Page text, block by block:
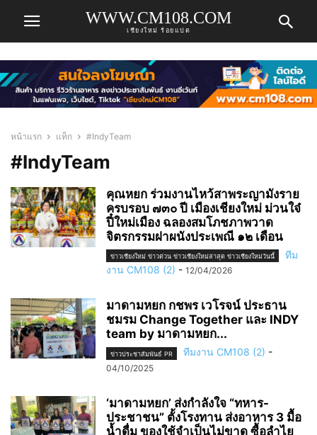
WWW.CM108.COM
เชียงใหม่ ร้อยแปด
หน้าแรก แท็ก #IndyTeam
#IndyTeam
คุณหยก ร่วมงานไหว้สาพระญามังราย
ครบรอบ ๗๓๐ ปี เมืองเชียงใหม่ ม่วนใจ๋
ปี๋ใหม่เมือง ฉลองสมโภชภาพวาด
จิตรกรรมฝาผนังประเพณี ๑๒ เดือน
ข่าวเชียงใหม่ ข่าวด่วน ข่าวเชียงใหม่ล่าสุด ข่าวเชียงใหม่วันนี้
ทีม
งาน CM108 (2) - 12/04/2026
มาดามหยก กชพร เวโรจน์ ประธาน
ชมรม Change Together และ INDY
team by มาดามหยก...
ข่าวประชาสัมพันธ์ PR ทีมงาน CM108 (2) -
04/10/2025
‘มาดามหยก’ ส่งกำลังใจ “ทหาร-
ประชาชน” ตั้งโรงทาน ส่งอาหาร 3 มื้อ
น้ำดื่ม ของใช้จำเป็นไม่ขาด ซื้อลำไย